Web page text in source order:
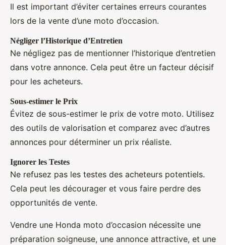
Il est important d’éviter certaines erreurs courantes
lors de la vente d’une moto d’occasion.
Négliger l’Historique d’Entretien
Ne négligez pas de mentionner l’historique d’entretien
dans votre annonce. Cela peut être un facteur décisif
pour les acheteurs.
Sous-estimer le Prix
Évitez de sous-estimer le prix de votre moto. Utilisez
des outils de valorisation et comparez avec d’autres
annonces pour déterminer un prix réaliste.
Ignorer les Testes
Ne refusez pas les testes des acheteurs potentiels.
Cela peut les décourager et vous faire perdre des
opportunités de vente.
Vendre une Honda moto d’occasion nécessite une
préparation soigneuse, une annonce attractive, et une